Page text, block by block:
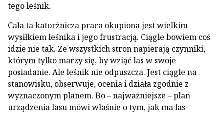
tego leśnik.
Cała ta katorżnicza praca okupiona jest wielkim
wysiłkiem leśnika i jego frustracją. Ciągle bowiem coś
idzie nie tak. Ze wszystkich stron napierają czynniki,
którym tylko marzy się, by wziąć las w swoje
posiadanie. Ale leśnik nie odpuszcza. Jest ciągle na
stanowisku, obserwuje, ocenia i działa zgodnie z
wyznaczonym planem. Bo – najważniejsze – plan
urządzenia lasu mówi właśnie o tym, jak ma las